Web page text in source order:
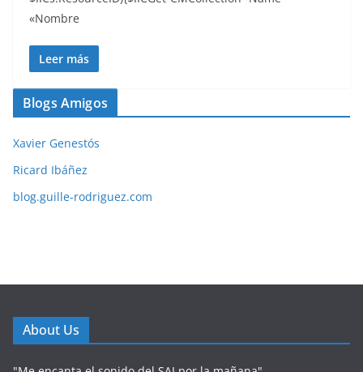
«Nombre
Leer más
Blogs Amigos
Xavier Genestós
Ricard Ibáñez
blog.guille-rodriguez.com
About Us